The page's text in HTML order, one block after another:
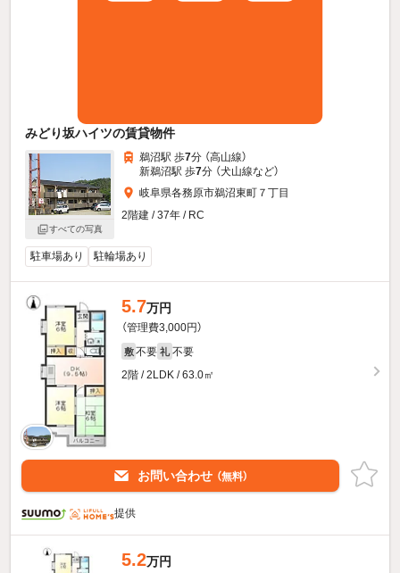
みどり坂ハイツの賃貸物件
すべての写真
鵜沼駅 歩7分 （高山線）
新鵜沼駅 歩7分 （犬山線など）
岐阜県各務原市鵜沼東町７丁目
2階建 / 37年 / RC
駐車場あり 駐輪場あり
5.7万円
（管理費3,000円）
敷 不要 礼 不要
2階 / 2LDK / 63.0㎡
お問い合わせ （無料）
提供
5.2万円